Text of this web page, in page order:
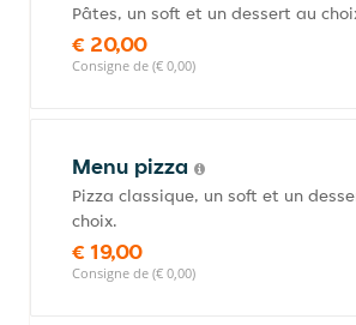
Pâtes, un soft et un dessert au
€ 20,00
Consigne de (€ 0,00)
Menu pizza
Pizza classique, un soft et un
choix.
€ 19,00
Consigne de (€ 0,00)